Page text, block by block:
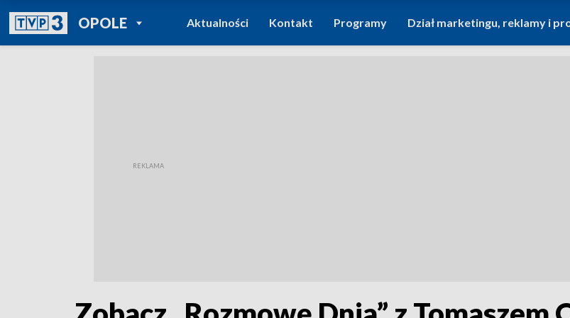
OPOLEPOWRÓT DO
TVP REGIONY
Aktualności Kontakt Programy Dział marketingu, reklamy i